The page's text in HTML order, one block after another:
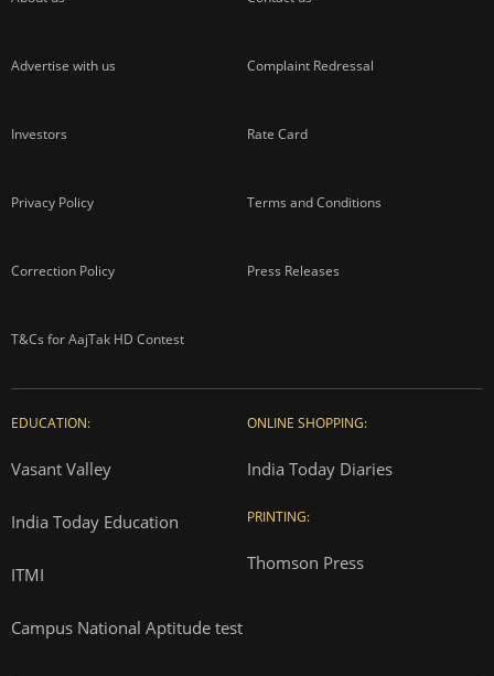
Advertise with us Complaint Redressal
Investors Rate Card
Privacy Policy Terms and Conditions
Correction Policy Press Releases
T&Cs for AajTak HD Contest
EDUCATION:
Vasant Valley
India Today Education
ITMI
Campus National Aptitude test
ONLINE SHOPPING:
India Today Diaries
PRINTING:
Thomson Press